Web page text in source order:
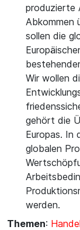
produzierte
Abkommen
sollen die
Wir wollen
gehört die
Europas. In
globalen
werden.
Themen: